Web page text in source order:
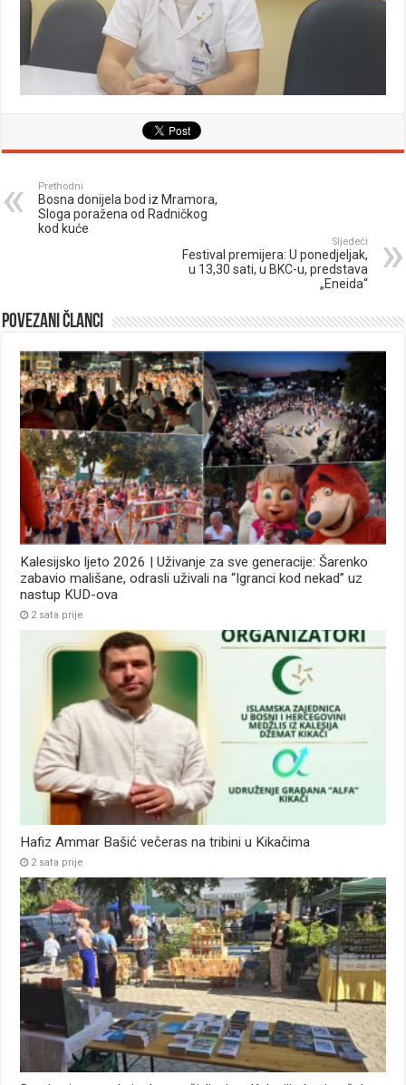
Prethodni
Bosna donijela bod iz Mramora,
Sloga poražena od Radničkog
kod kuće
Sljedeći
Festival premijera: U ponedjeljak,
u 13,30 sati, u BKC-u, predstava
„Eneida“
Povezani članci
Kalesijsko ljeto 2026 | Uživanje za sve generacije: Šarenko
zabavio mališane, odrasli uživali na “Igranci kod nekad” uz
nastup KUD-ova
2 sata prije
Hafiz Ammar Bašić večeras na tribini u Kikačima
2 sata prije